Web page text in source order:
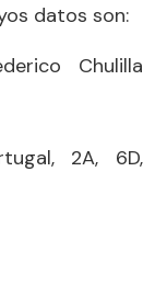
datos son:
Chulilla
2A, 6D,